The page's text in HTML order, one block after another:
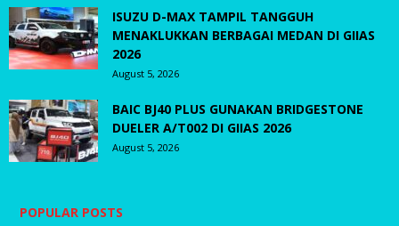
ISUZU D-MAX TAMPIL TANGGUH
MENAKLUKKAN BERBAGAI MEDAN DI GIIAS
2026
August 5, 2026
BAIC BJ40 PLUS GUNAKAN BRIDGESTONE
DUELER A/T002 DI GIIAS 2026
August 5, 2026
POPULAR POSTS